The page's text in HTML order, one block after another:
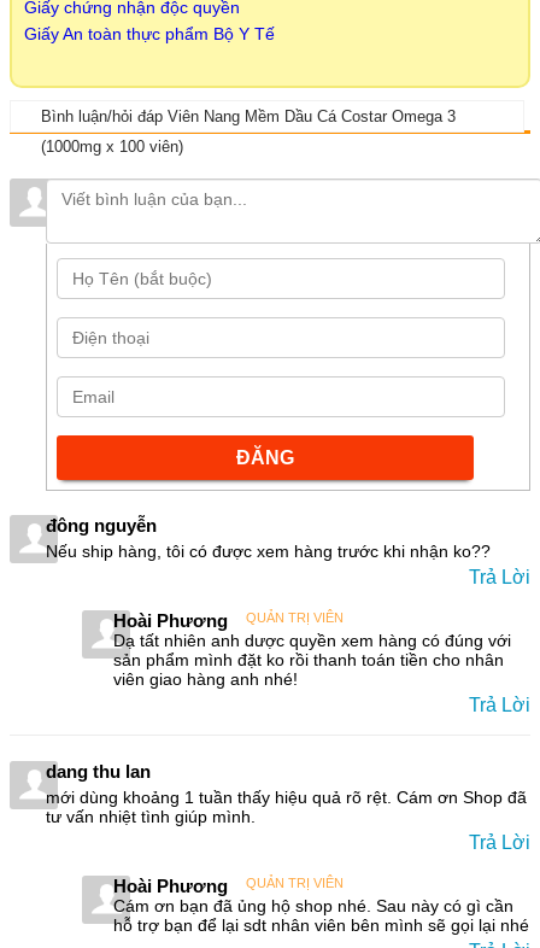
Giấy chứng nhận độc quyền
Giấy An toàn thực phẩm Bộ Y Tế
Bình luận/hỏi đáp Viên Nang Mềm Dầu Cá Costar Omega 3
(1000mg x 100 viên)
đông nguyễn
Nếu ship hàng, tôi có được xem hàng trước khi nhận ko??
Trả Lời
Hoài Phương QUẢN TRỊ VIÊN
Dạ tất nhiên anh dược quyền xem hàng có đúng với
sản phẩm mình đặt ko rồi thanh toán tiền cho nhân
viên giao hàng anh nhé!
Trả Lời
dang thu lan
mới dùng khoảng 1 tuần thấy hiệu quả rõ rệt. Cám ơn Shop đã
tư vấn nhiệt tình giúp mình.
Trả Lời
Hoài Phương QUẢN TRỊ VIÊN
Cám ơn bạn đã ủng hộ shop nhé. Sau này có gì cần
hỗ trợ bạn để lại sdt nhân viên bên mình sẽ gọi lại nhé